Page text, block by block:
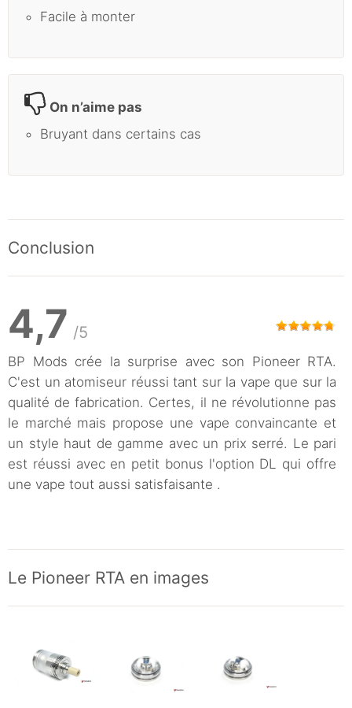
Facile à monter
On n’aime pas
Bruyant dans certains cas
Conclusion
4,7 /5
BP Mods crée la surprise avec son Pioneer RTA.
C'est un atomiseur réussi tant sur la vape que sur la
qualité de fabrication. Certes, il ne révolutionne pas
le marché mais propose une vape convaincante et
un style haut de gamme avec un prix serré. Le pari
est réussi avec en petit bonus l'option DL qui offre
une vape tout aussi satisfaisante .
Le Pioneer RTA en images